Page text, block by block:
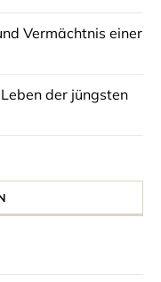
Vermächtnis einer
der jüngsten